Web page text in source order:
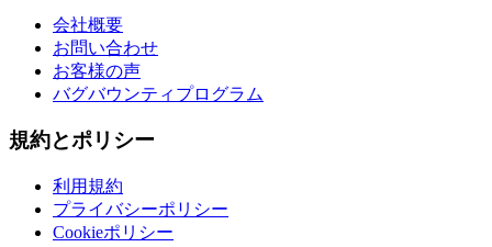
会社概要
お問い合わせ
お客様の声
バグバウンティプログラム
規約とポリシー
利用規約
プライバシーポリシー
Cookieポリシー